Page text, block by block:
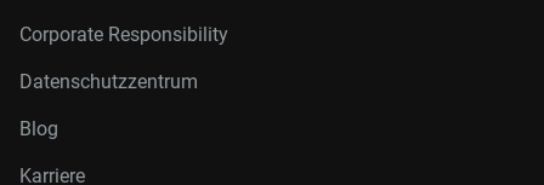
Corporate Responsibility
Datenschutzzentrum
Blog
Karriere